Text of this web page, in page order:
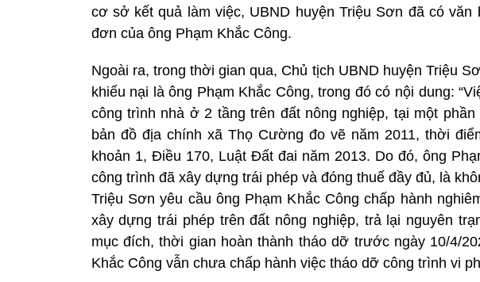
cơ sở kết quả làm việc, UBND huyện Triệu Sơn đã có văn
đơn của ông Phạm Khắc Công.
Ngoài ra, trong thời gian qua, Chủ tịch UBND huyện Triệu
khiếu nại là ông Phạm Khắc Công, trong đó có nội dung:
công trình nhà ở 2 tầng trên đất nông nghiệp, tại một
bản đồ địa chính xã Thọ Cường đo vẽ năm 2011, thời
khoản 1, Điều 170, Luật Đất đai năm 2013. Do đó, ông
công trình đã xây dựng trái phép và đóng thuế đầy đủ, là
Triệu Sơn yêu cầu ông Phạm Khắc Công chấp hành
xây dựng trái phép trên đất nông nghiệp, trả lại nguyên
mục đích, thời gian hoàn thành tháo dỡ trước ngày 10/4/
Khắc Công vẫn chưa chấp hành việc tháo dỡ công trình vi